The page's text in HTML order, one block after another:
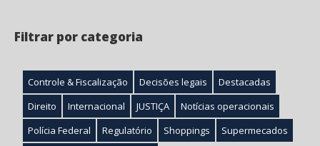
Filtrar por categoria
Controle & Fiscalização Decisões legais
Destacadas
Direito
Internacional JUSTIÇA
Notícias operacionais
Polícia Federal
Regulatório Shoppings
Supermecados